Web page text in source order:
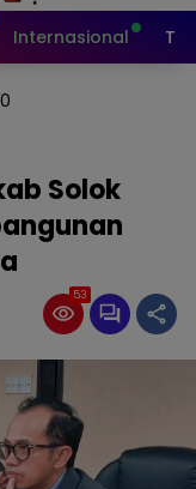
Internasional
Solok
53